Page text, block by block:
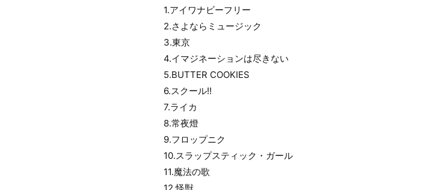
1.アイワナビーフリー
2.さよならミュージック
3.東京
4.イマジネーションは尽きない
5.BUTTER COOKIES
6.スクール!!
7.ライカ
8.常夜燈
9.フロップニク
10.スラップスティック・ガール
11.魔法の歌